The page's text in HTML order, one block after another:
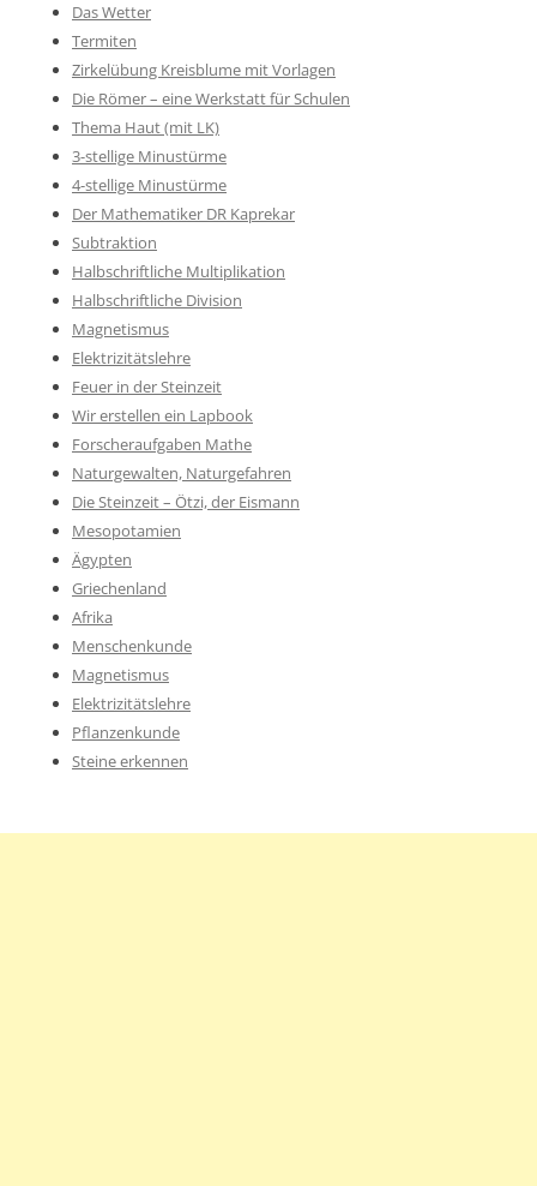
Das Wetter
Termiten
Zirkelübung Kreisblume mit Vorlagen
Die Römer – eine Werkstatt für Schulen
Thema Haut (mit LK)
3-stellige Minustürme
4-stellige Minustürme
Der Mathematiker DR Kaprekar
Subtraktion
Halbschriftliche Multiplikation
Halbschriftliche Division
Magnetismus
Elektrizitätslehre
Feuer in der Steinzeit
Wir erstellen ein Lapbook
Forscheraufgaben Mathe
Naturgewalten, Naturgefahren
Die Steinzeit – Ötzi, der Eismann
Mesopotamien
Ägypten
Griechenland
Afrika
Menschenkunde
Magnetismus
Elektrizitätslehre
Pflanzenkunde
Steine erkennen